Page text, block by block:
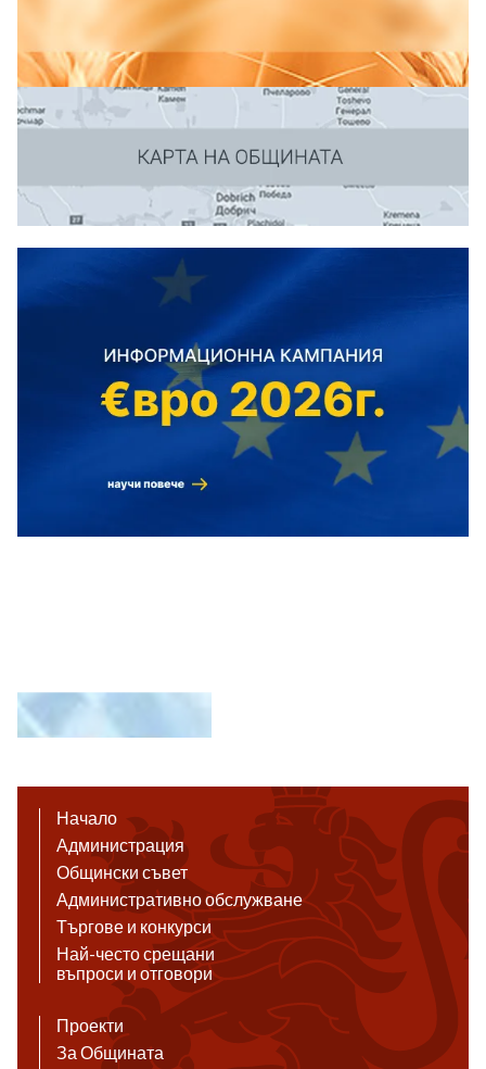
Начало
Администрация
Общински съвет
Административно обслужване
Търгове и конкурси
Най-често срещани
въпроси и отговори
Проекти
За Общината